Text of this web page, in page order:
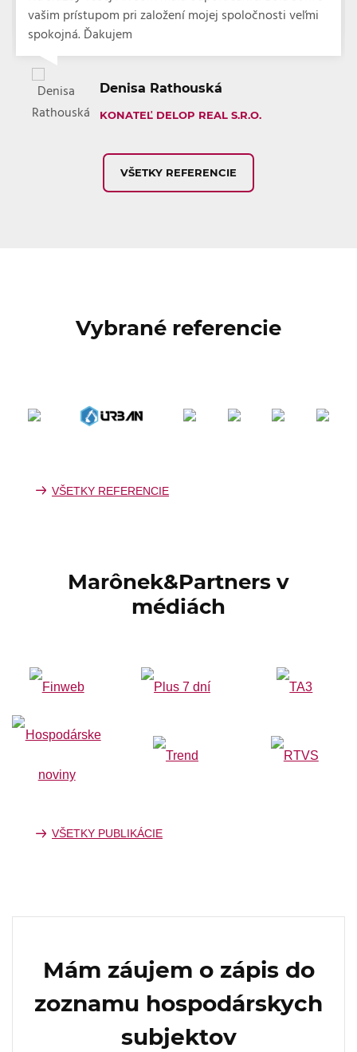
vašim prístupom pri založení mojej spoločnosti veľmi
spokojná. Ďakujem
Denisa Rathouská
KONATEĽ DELOP REAL S.R.O.
VŠETKY REFERENCIE
Vybrané referencie
VŠETKY REFERENCIE
Marônek&Partners v
médiách
VŠETKY PUBLIKÁCIE
Mám záujem o zápis do
zoznamu hospodárskych
subjektov